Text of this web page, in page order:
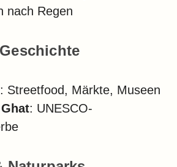
nach Regen
: Streetfood, Märkte, Museen
: UNESCO-